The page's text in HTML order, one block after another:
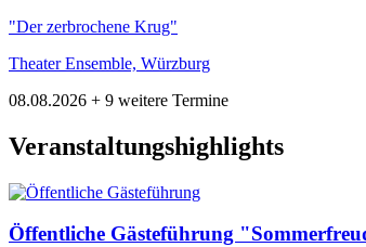
"Der zerbrochene Krug"
Theater Ensemble, Würzburg
08.08.2026 + 9 weitere Termine
Veranstaltungshighlights
Öffentliche Gästeführung